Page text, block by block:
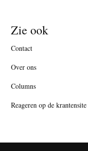
Zie ook
Contact
Over ons
Columns
Reageren op de krantensite